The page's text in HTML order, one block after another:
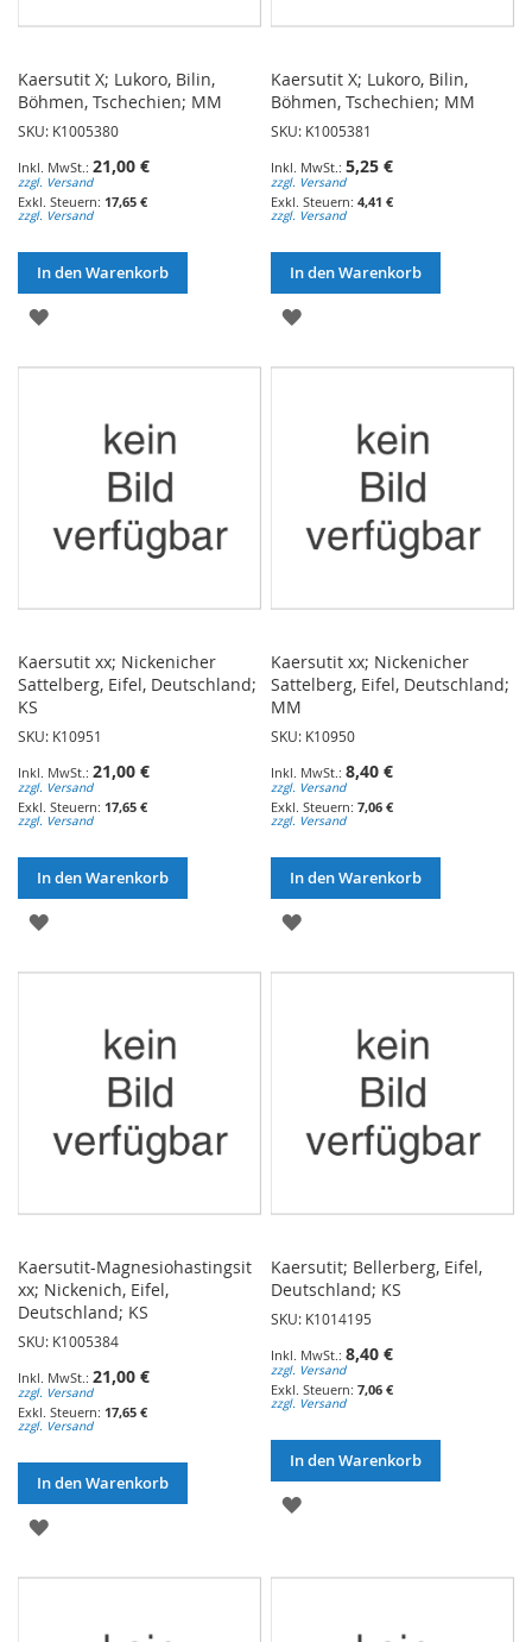
Kaersutit X; Lukoro, Bilin,
Böhmen, Tschechien; MM
SKU: K1005380
21,00 €
zzgl. Versand
17,65 €
zzgl. Versand
In den Warenkorb
ZUR
Kaersutit X; Lukoro, Bilin,
Böhmen, Tschechien; MM
SKU: K1005381
5,25 €
zzgl. Versand
4,41 €
zzgl. Versand
In den Warenkorb
ZUR
Kaersutit xx; Nickenicher
Sattelberg, Eifel, Deutschland;
KS
SKU: K10951
21,00 €
zzgl. Versand
17,65 €
zzgl. Versand
In den Warenkorb
ZUR
Kaersutit xx; Nickenicher
Sattelberg, Eifel, Deutschland;
MM
SKU: K10950
8,40 €
zzgl. Versand
7,06 €
zzgl. Versand
In den Warenkorb
ZUR
Kaersutit-Magnesiohastingsit
xx; Nickenich, Eifel,
Deutschland; KS
SKU: K1005384
21,00 €
zzgl. Versand
17,65 €
zzgl. Versand
In den Warenkorb
ZUR
Kaersutit; Bellerberg, Eifel,
Deutschland; KS
SKU: K1014195
8,40 €
zzgl. Versand
7,06 €
zzgl. Versand
In den Warenkorb
ZUR
HINZUFÜGEN